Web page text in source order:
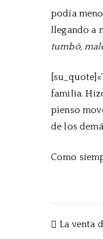
podía
llegando a
tumbó,
familia.
pienso
de los
Como
La venta